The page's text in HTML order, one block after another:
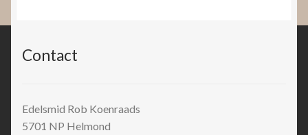
Contact
Edelsmid Rob Koenraads
5701 NP Helmond